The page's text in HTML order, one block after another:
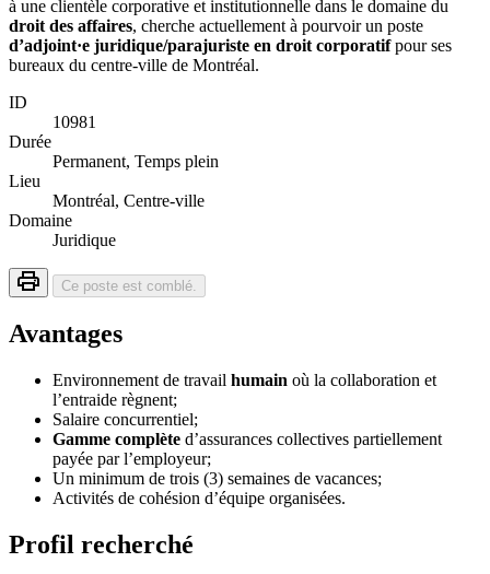
à une clientèle corporative et institutionnelle dans le domaine du
droit des affaires, cherche actuellement à pourvoir un poste
d’adjoint·e juridique/parajuriste en droit corporatifpour ses
bureaux du centre-ville de Montréal.
ID
10981
Durée
Permanent, Temps plein
Lieu
Montréal, Centre-ville
Domaine
Juridique
Ce poste est comblé.
Avantages
Environnement de travail humain où la collaboration et
l’entraide règnent;
Salaire concurrentiel;
Gamme complète d’assurances collectives partiellement
payée par l’employeur;
Un minimum de trois (3) semaines de vacances;
Activités de cohésion d’équipe organisées.
Profil recherché